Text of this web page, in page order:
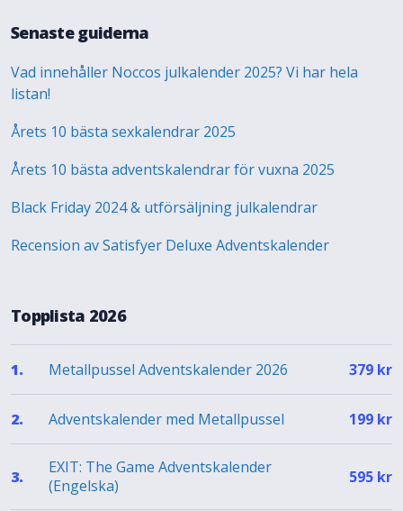
Senaste guiderna
Vad innehåller Noccos julkalender 2025? Vi har hela
listan!
Årets 10 bästa sexkalendrar 2025
Årets 10 bästa adventskalendrar för vuxna 2025
Black Friday 2024 & utförsäljning julkalendrar
Recension av Satisfyer Deluxe Adventskalender
Topplista 2026
1. Metallpussel Adventskalender 2026 379 kr
2. Adventskalender med Metallpussel 199 kr
3.
EXIT: The Game Adventskalender
(Engelska)
595 kr